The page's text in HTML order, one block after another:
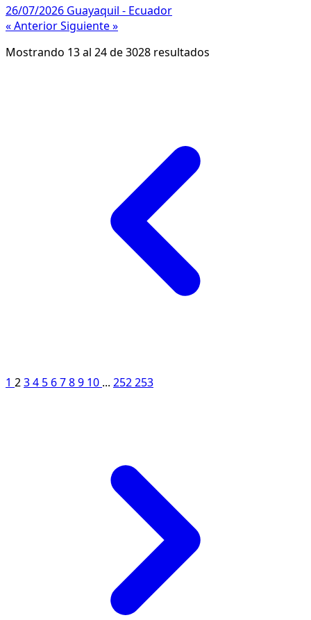
26/07/2026 Guayaquil - Ecuador
« AnteriorSiguiente »
Mostrando 13al 24de3028 resultados
1 234 5 6789 10 ... 252253